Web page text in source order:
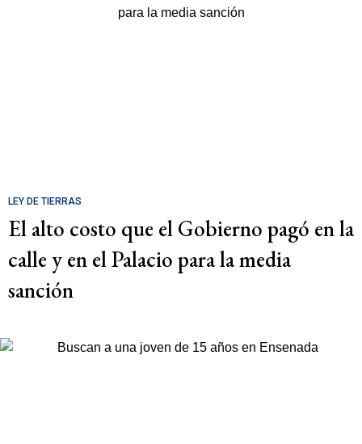
LEY DE TIERRAS
El alto costo que el Gobierno pagó en la
calle y en el Palacio para la media
sanción